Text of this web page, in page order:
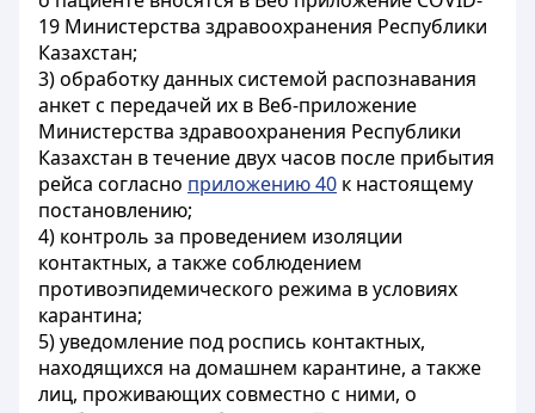
19 Министерства здравоохранения Республики
Казахстан;
3) обработку данных системой распознавания
анкет с передачей их в Веб-приложение
Министерства здравоохранения Республики
Казахстан в течение двух часов после прибытия
рейса согласно приложению 40 к настоящему
постановлению;
4) контроль за проведением изоляции
контактных, а также соблюдением
противоэпидемического режима в условиях
карантина;
5) уведомление под роспись контактных,
находящихся на домашнем карантине, а также
лиц, проживающих совместно с ними, о